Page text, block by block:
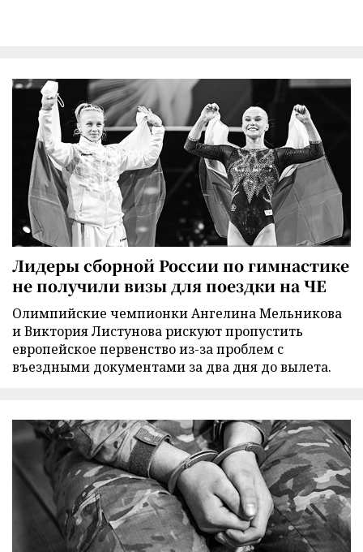
Лидеры сборной России по гимнастике
не получили визы для поездки на ЧЕ
Олимпийские чемпионки Ангелина Мельникова
и Виктория Листунова рискуют пропустить
европейское первенство из-за проблем с
въездными документами за два дня до вылета.